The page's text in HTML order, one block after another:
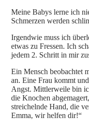
Meine Babys lerne ich
Schmerzen werden
Irgendwie muss ich
etwas zu Fressen. Ich
jedem 2. Schritt in mir
Ein Mensch beobachtet
an. Eine Frau kommt
Angst. Mittlerweile bin
die Knochen
streichelnde Hand, die
Emma, wir helfen dir!“